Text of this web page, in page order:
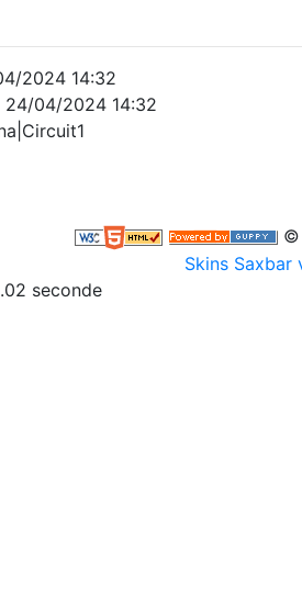
2024 14:32
24/04/2024 14:32
©
Skins Saxbar
seconde